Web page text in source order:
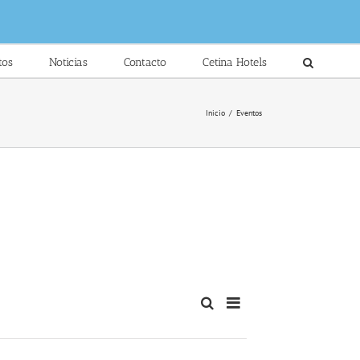
Noticias Contacto Cetina Hotels
Inicio / Eventos
Navegación
BuscarNavegación
vistas
Lista